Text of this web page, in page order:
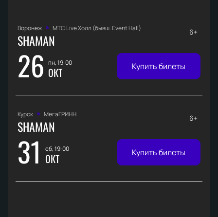
Воронеж МТС Live Холл (бывш. Event Hall)
SHAMAN
26 пн, 19:00
ОКТ
6+
Купить билеты
Курск МегаГРИНН
SHAMAN
31 сб, 19:00
ОКТ
6+
Купить билеты